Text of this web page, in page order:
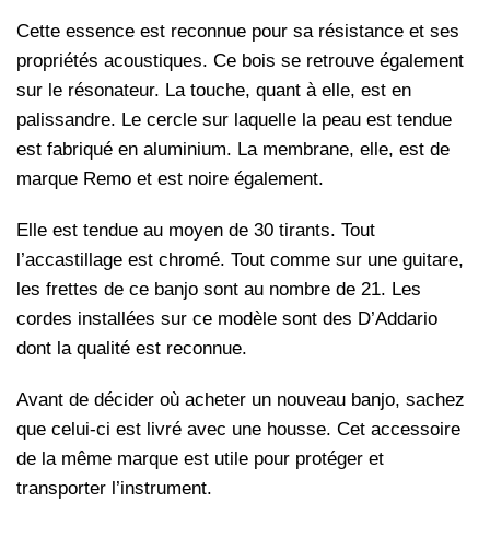
Cette essence est reconnue pour sa résistance et ses
propriétés acoustiques. Ce bois se retrouve également
sur le résonateur. La touche, quant à elle, est en
palissandre. Le cercle sur laquelle la peau est tendue
est fabriqué en aluminium. La membrane, elle, est de
marque Remo et est noire également.
Elle est tendue au moyen de 30 tirants. Tout
l’accastillage est chromé. Tout comme sur une guitare,
les frettes de ce banjo sont au nombre de 21. Les
cordes installées sur ce modèle sont des D’Addario
dont la qualité est reconnue.
Avant de décider où acheter un nouveau banjo, sachez
que celui-ci est livré avec une housse. Cet accessoire
de la même marque est utile pour protéger et
transporter l’instrument.